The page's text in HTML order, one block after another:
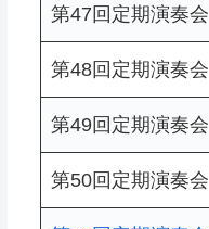
第47回定期演奏会
第48回定期演奏会
第49回定期演奏会
第50回定期演奏会